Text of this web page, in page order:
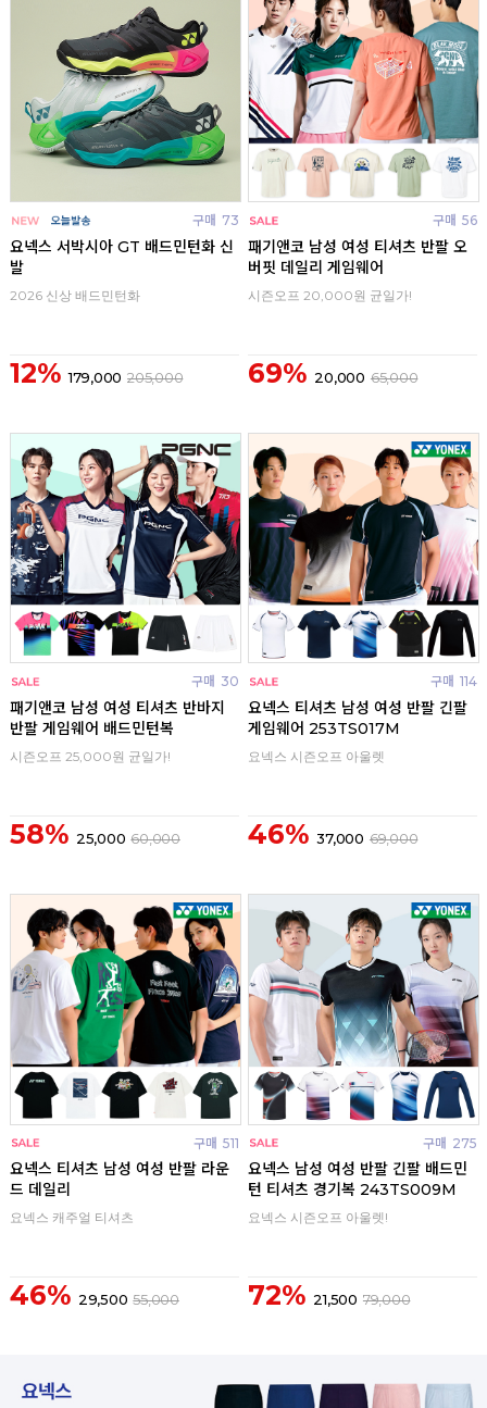
구매 73
요넥스 서박시아 GT 배드민턴화 신
발
2026 신상 배드민턴화
12% 179,000 205,000
구매 56
패기앤코 남성 여성 티셔츠 반팔 오
버핏 데일리 게임웨어
시즌오프 20,000원 균일가!
69% 20,000 65,000
구매 30
패기앤코 남성 여성 티셔츠 반바지
반팔 게임웨어 배드민턴복
시즌오프 25,000원 균일가!
58% 25,000 60,000
구매 114
요넥스 티셔츠 남성 여성 반팔 긴팔
게임웨어 253TS017M
요넥스 시즌오프 아울렛
46% 37,000 69,000
구매 511
요넥스 티셔츠 남성 여성 반팔 라운
드 데일리
요넥스 캐주얼 티셔츠
46% 29,500 55,000
구매 275
요넥스 남성 여성 반팔 긴팔 배드민
턴 티셔츠 경기복 243TS009M
요넥스 시즌오프 아울렛!
72% 21,500 79,000